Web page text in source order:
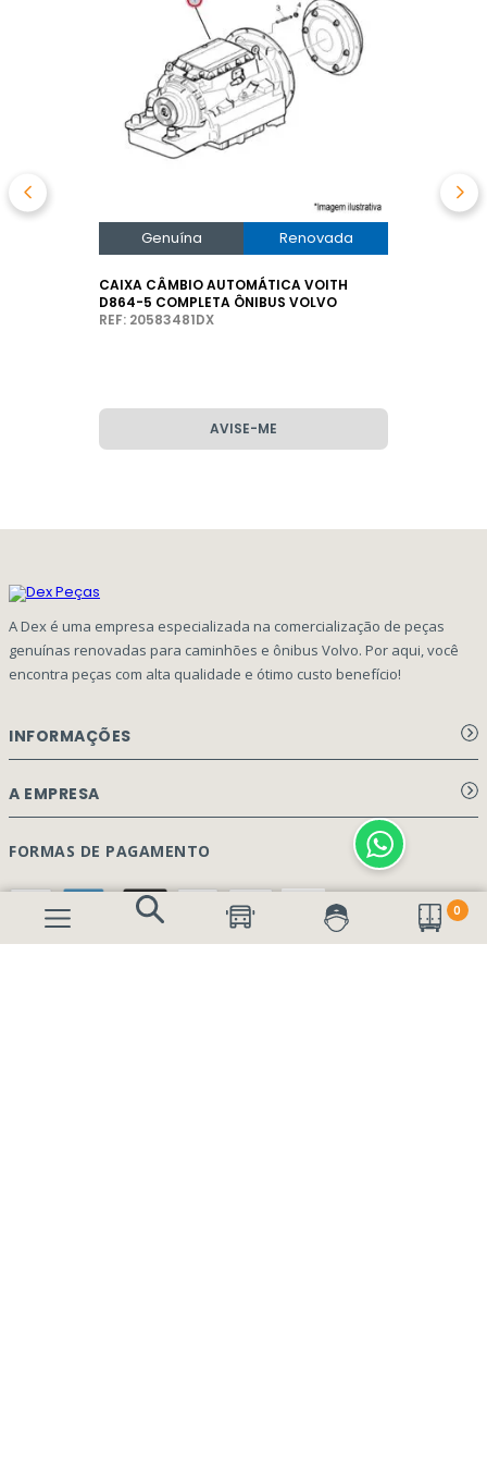
0
Genuína Renovada
CAIXA CÂMBIO AUTOMÁTICA VOITH
D864-5 COMPLETA ÔNIBUS VOLVO
REF: 20583481DX
AVISE-ME
A Dex é uma empresa especializada na comercialização de peças
genuínas renovadas para caminhões e ônibus Volvo. Por aqui, você
encontra peças com alta qualidade e ótimo custo benefício!
INFORMAÇÕES
Aviso de privacidade Dex Peças
Perguntas Frequentes
A EMPRESA
Página Principal
Quem Somos
Nossa Cultura
FORMAS DE PAGAMENTO